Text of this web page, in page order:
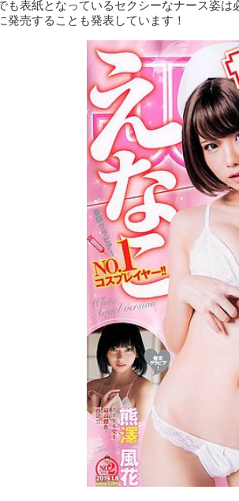
も表紙となっているセクシーなナース姿
発売することも発表しています！